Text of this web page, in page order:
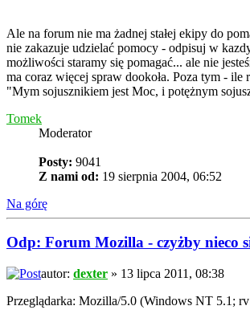
Ale na forum nie ma żadnej stałej ekipy do
nie zakazuje udzielać pomocy - odpisuj w
możliwości staramy się pomagać... ale nie
ma coraz więcej spraw dookoła. Poza tym -
"Mym sojusznikiem jest Moc, i potężnym
Tomek
Moderator
Posty: 9041
Z nami od: 19 sierpnia 2004, 06:52
Na górę
Odp: Forum Mozilla - czyżby nieco
autor: dexter » 13 lipca 2011, 08:38
Przeglądarka: Mozilla/5.0 (Windows NT 5.1;